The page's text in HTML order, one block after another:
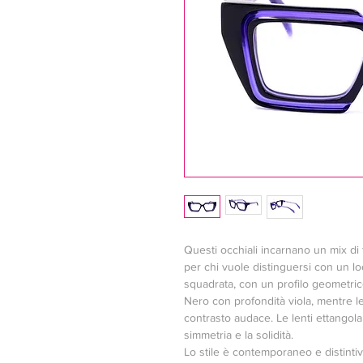
Questi occhiali incarnano un mix
per chi vuole distinguersi con un
squadrata, con un profilo
Nero con profondità viola, mentre
contrasto audace. Le lenti
simmetria e la solidità.
Lo stile è contemporaneo e